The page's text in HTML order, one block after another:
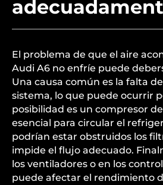
El problema de que el aire
Audi A6 no enfríe puede
Una causa común es la falta
sistema, lo que puede ocurrir
posibilidad es un compresor
esencial para circular el
podrían estar obstruidos los
impide el flujo adecuado.
los ventiladores o en los
puede afectar el rendimiento